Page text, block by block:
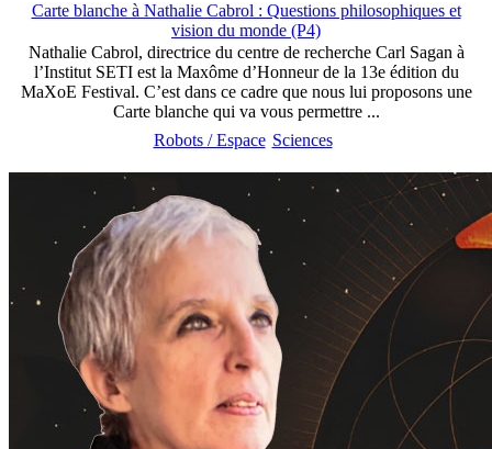
Carte blanche à Nathalie Cabrol : Questions philosophiques et
vision du monde (P4)
Nathalie Cabrol, directrice du centre de recherche Carl Sagan à
l’Institut SETI est la Maxôme d’Honneur de la 13e édition du
MaXoE Festival. C’est dans ce cadre que nous lui proposons une
Carte blanche qui va vous permettre ...
Robots / Espace Sciences